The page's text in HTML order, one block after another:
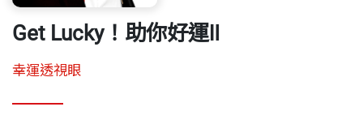
Get Lucky！助你好運Ⅱ
幸運透視眼